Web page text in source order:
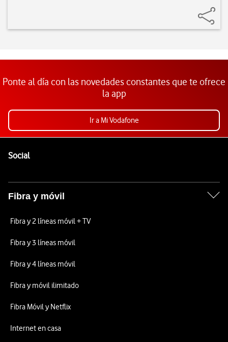
Ponte al día con las novedades constantes que te ofrece
la app
Ir a Mi Vodafone
SocialEnlaces a las redes sociales de Vodafone
Fibra y móvil
Fibra y 2 líneas móvil + TV
Fibra y 3 líneas móvil
Fibra y 4 líneas móvil
Fibra y móvil ilimitado
Fibra Móvil y Netflix
Internet en casa